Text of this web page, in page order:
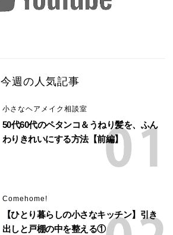
今週の人気記事
小さなヘアメイク相談室
50代60代のペタンコ＆うねり髪を、ふん
わりきれいにする方法【前編】
Comehome!
【ひとり暮らしの小さなキッチン】引き
出しと戸棚の中を整える①